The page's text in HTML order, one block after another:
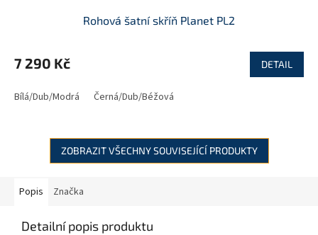
Rohová šatní skříň Planet PL2
7 290 Kč DETAIL
Bílá/Dub/Modrá Černá/Dub/Béžová
ZOBRAZIT VŠECHNY SOUVISEJÍCÍ PRODUKTY
Popis Značka
Detailní popis produktu